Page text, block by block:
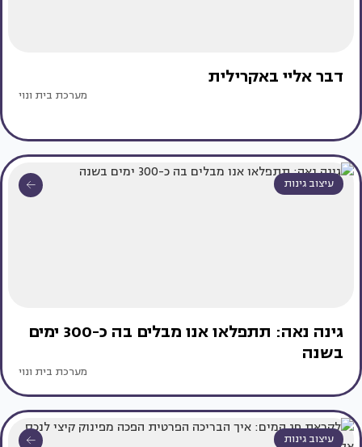
דבר אליי באקרילית
מערכת בית ונוי
עיצוב גינות
גינה נאה: תתפלאו אנו מבלים בה כ-300 ימים
בשנה
מערכת בית ונוי
עיצוב גינות